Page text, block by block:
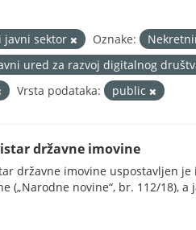
javni sektor Oznake:
ured za razvoj digitalnog
Vrsta podataka: public
državne imovine
državne imovine uspostavljen
(„Narodne novine“, br. 112/18),